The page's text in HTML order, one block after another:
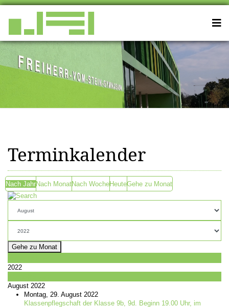
Terminkalender
Nach JahrNach MonatNach WocheHeuteGehe zu Monat
Gehe zu Monat
2022
August 2022
Montag, 29. August 2022
Klassenpflegschaft der Klasse 9b, 9d. Beginn 19.00 Uhr, im